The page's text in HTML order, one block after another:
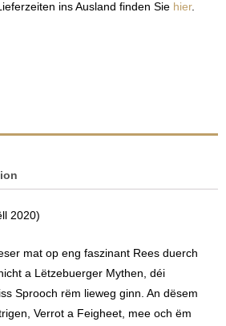
ins Ausland finden Sie hier.
2020)
mat op eng faszinant Rees duerch
a Lëtzebuerger Mythen, déi
Sprooch rëm lieweg ginn. An dësem
Verrot a Feigheet, mee och ëm